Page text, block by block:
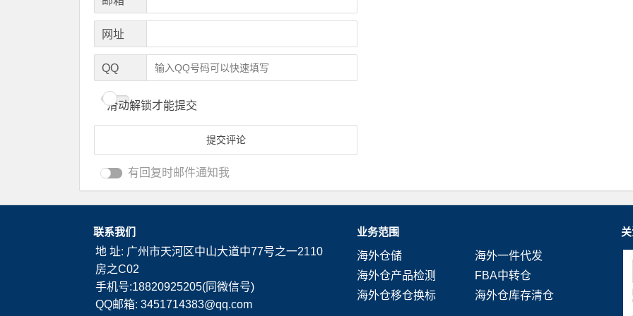
网址
QQ
滑动解锁才能提交
有回复时邮件通知我
联系我们
地 址: 广州市天河区中山大道中77号之一2110
房之C02
手机号:18820925205(同微信号)
QQ邮箱: 3451714383@qq.com
业务范围
海外仓储
海外一件代发
海外仓产品检测
FBA中转仓
海外仓移仓换标
海外仓库存清仓